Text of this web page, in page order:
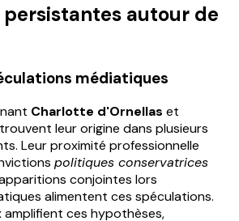
persistantes autour de
médiatiques
Charlotte d'Ornellas et
trouvent leur origine dans plusieurs
Leur proximité professionnelle
politiques conservatrices
conjointes lors
alimentent ces spéculations.
amplifient ces hypothèses,